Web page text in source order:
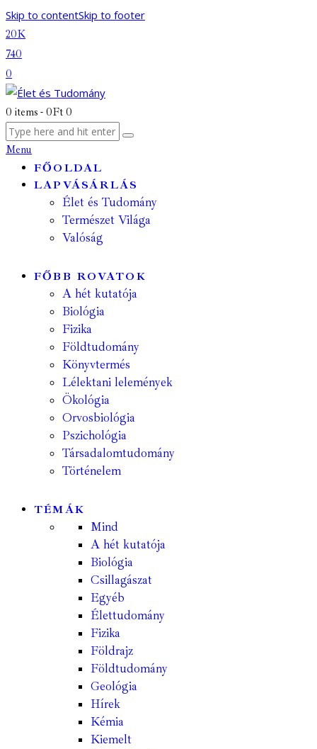
Skip to contentSkip to footer
20K
740
0
0 items - 0Ft 0
Menu
FŐOLDAL
LAPVÁSÁRLÁS
Élet és Tudomány
Természet Világa
Valóság
FŐBB ROVATOK
A hét kutatója
Biológia
Fizika
Földtudomány
Könyvtermés
Lélektani lelemények
Ökológia
Orvosbiológia
Pszichológia
Társadalomtudomány
Történelem
TÉMÁK
Mind
A hét kutatója
Biológia
Csillagászat
Egyéb
Élettudomány
Fizika
Földrajz
Földtudomány
Geológia
Hírek
Kémia
Kiemelt